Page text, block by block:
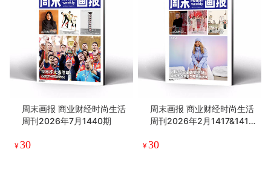
周末画报 商业财经时尚生活
周刊2026年7月1440期
¥30
周末画报 商业财经时尚生活
周刊2026年2月1417&1418
¥30